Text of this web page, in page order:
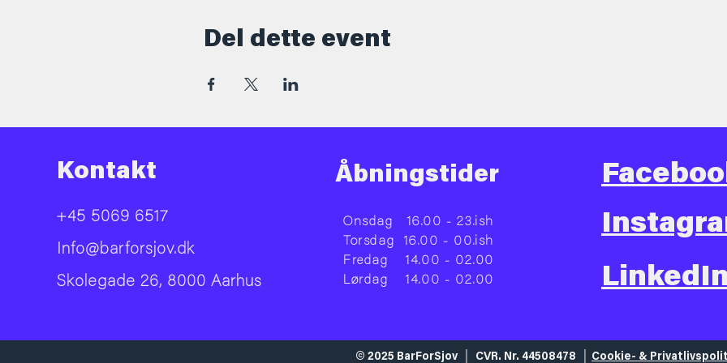
Del dette event
Kontakt Åbningstider
+45 5069 6517
Info@barforsjov.dk
Skolegade 26, 8000 Aarhus
Onsdag
Torsdag
Fredag
Lørdag
16.00 - 23.ish
16.00 - 00.ish
14.00 - 02.00
14.00 - 02.00
LinkedIn
© 2025 BarForSjov │ CVR. Nr. 44508478 │ Cookie- &